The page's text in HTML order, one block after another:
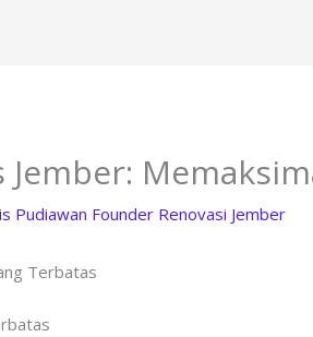
Pudiawan Founder Renovasi Jember
Terbatas